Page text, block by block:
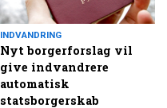
INDVANDRING
Nyt borgerforslag vil
give indvandrere
automatisk
statsborgerskab